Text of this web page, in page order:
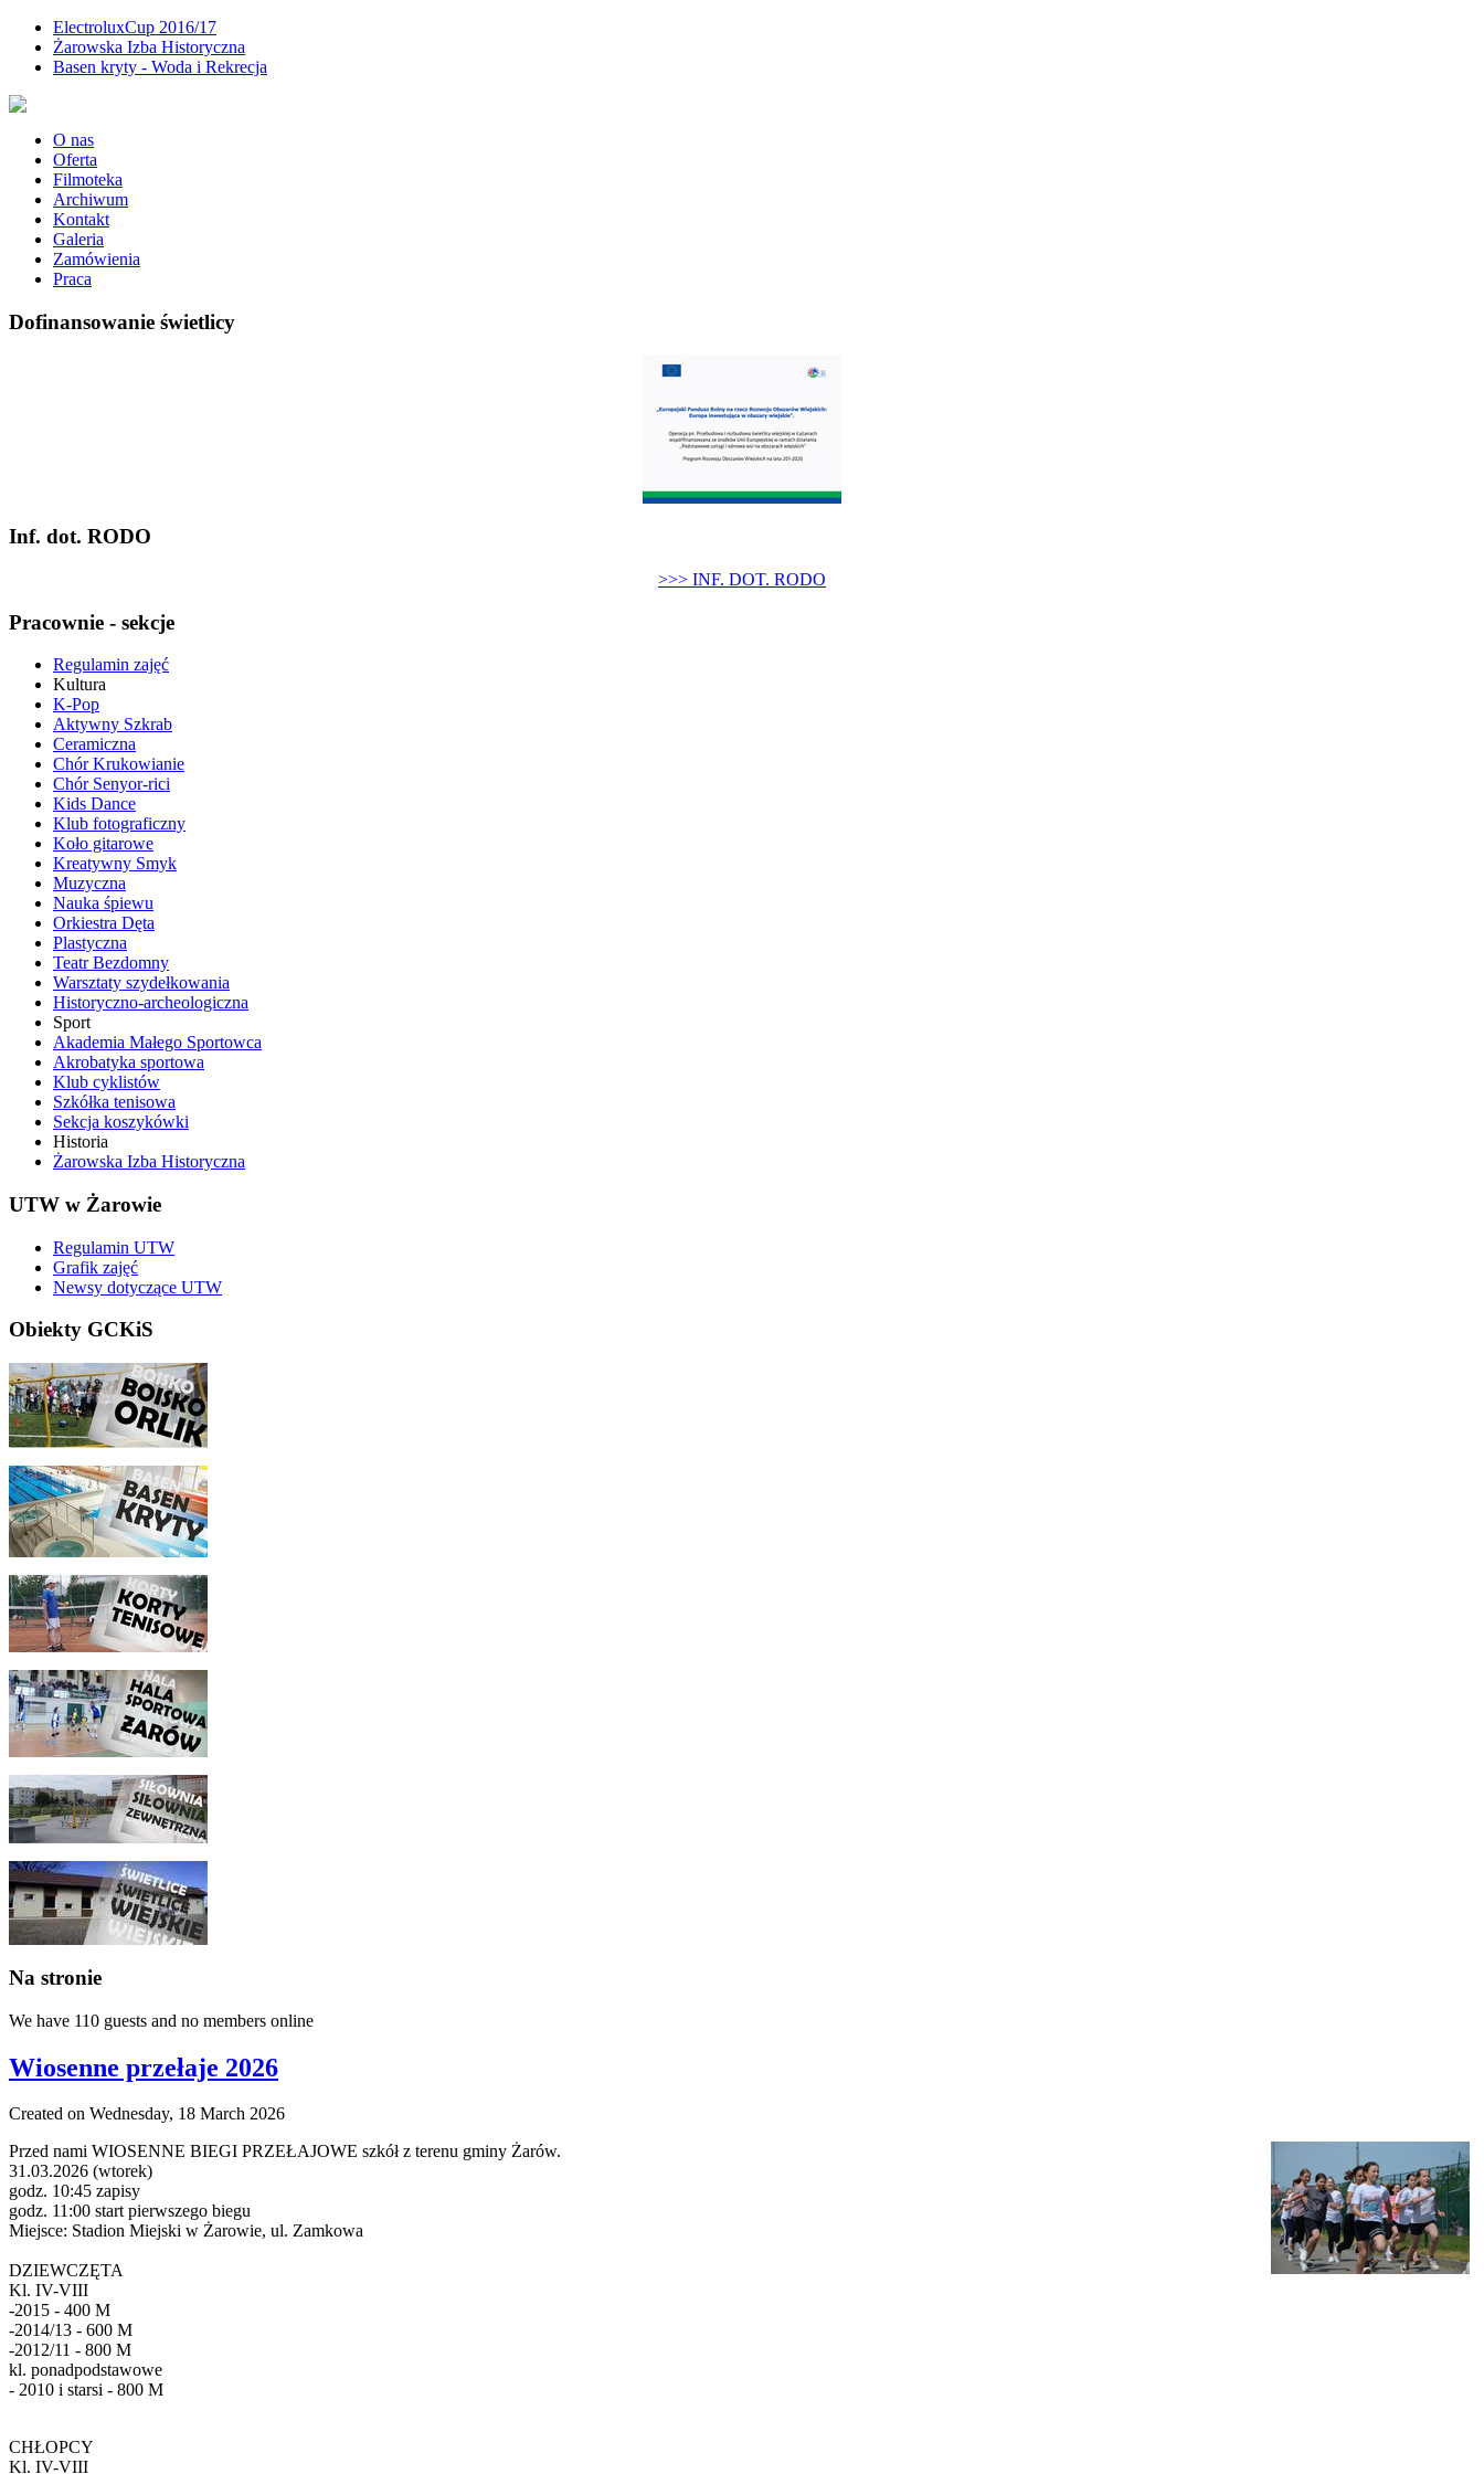
ElectroluxCup 2016/17
Żarowska Izba Historyczna
Basen kryty - Woda i Rekrecja
O nas
Oferta
Filmoteka
Archiwum
Kontakt
Galeria
Zamówienia
Praca
Dofinansowanie świetlicy
Inf. dot. RODO
>>> INF. DOT. RODO
Pracownie - sekcje
Regulamin zajęć
Kultura
K-Pop
Aktywny Szkrab
Ceramiczna
Chór Krukowianie
Chór Senyor-rici
Kids Dance
Klub fotograficzny
Koło gitarowe
Kreatywny Smyk
Muzyczna
Nauka śpiewu
Orkiestra Dęta
Plastyczna
Teatr Bezdomny
Warsztaty szydełkowania
Historyczno-archeologiczna
Sport
Akademia Małego Sportowca
Akrobatyka sportowa
Klub cyklistów
Szkółka tenisowa
Sekcja koszykówki
Historia
Żarowska Izba Historyczna
UTW w Żarowie
Regulamin UTW
Grafik zajęć
Newsy dotyczące UTW
Obiekty GCKiS
Na stronie
We have 110 guests and no members online
Wiosenne przełaje 2026
Created on Wednesday, 18 March 2026
Przed nami WIOSENNE BIEGI PRZEŁAJOWE szkół z terenu gminy Żarów.
31.03.2026 (wtorek)
godz. 10:45 zapisy
godz. 11:00 start pierwszego biegu
Miejsce: Stadion Miejski w Żarowie, ul. Zamkowa
DZIEWCZĘTA
Kl. IV-VIII
-2015 - 400 M
-2014/13 - 600 M
-2012/11 - 800 M
kl. ponadpodstawowe
- 2010 i starsi - 800 M
CHŁOPCY
Kl. IV-VIII